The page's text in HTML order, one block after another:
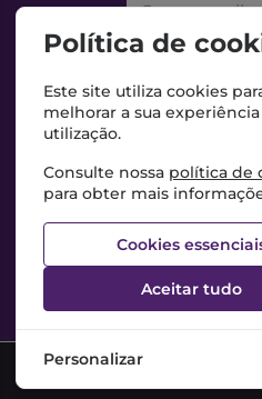
O seu email
©2026 Todos os
Política de
Este site utiliza cookies
melhorar a sua
utilização.
Consulte nossa política de
para obter mais
Cookies
Aceitar tudo
Personalizar